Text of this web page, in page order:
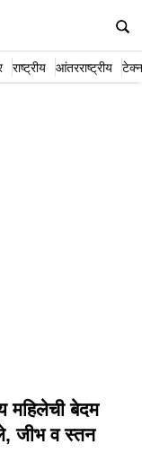
राष्ट्रीय आंतरराष्ट्रीय
महिलेची बेदम
जीभ व स्तन